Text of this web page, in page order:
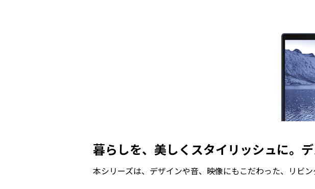
暮らしを、美しくスタイリッシュに。
本シリーズは、デザインや音、映像にもこだわった、リビ